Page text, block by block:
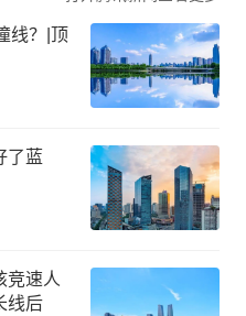
线？|顶
了蓝
竞速人
线后